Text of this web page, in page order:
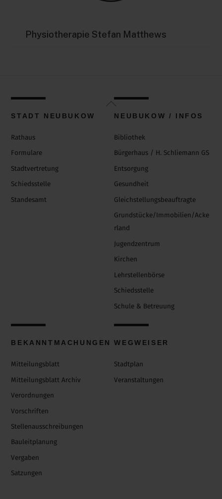
Physiotherapie Stefan Matthews
Back
To
STADT NEUBUKOW
Rathaus
Formulare
Stadtvertretung
Schiedsstelle
Standesamt
NEUBUKOW / INFOS
Bibliothek
Bürgerhaus / H. Schliemann GS
Entsorgung
Gesundheit
Gleichstellungsbeauftragte
Grundstücke/Immobilien/Acke
rland
Jugendzentrum
Kirchen
Lehrstellenbörse
Schiedsstelle
Schule & Betreuung
BEKANNTMACHUNGEN
Mitteilungsblatt
Mitteilungsblatt Archiv
Verordnungen
Vorschriften
Stellenausschreibungen
Bauleitplanung
Vergaben
Satzungen
WEGWEISER
Stadtplan
Veranstaltungen